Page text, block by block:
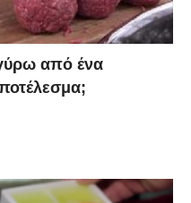
γύρω από ένα